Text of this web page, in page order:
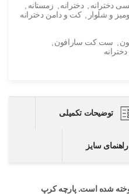
دخترانه دخترانه زمستانه
و شلوار
کت و دامن دخترانه
ست کت سارافون
توضیحات تکمیلی
راهنمای سایز
شده است. پارچه کرپ